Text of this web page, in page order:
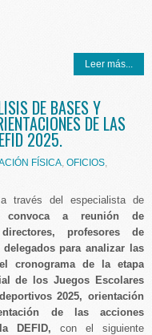
Leer más...
DE BASES Y
DE LAS
2025.
FÍSICA, OFICIOS,
a través del especialista de
convoca a reunión de
profesores de
para analizar las
cronograma de la etapa
de los Juegos Escolares
2025, orientación
de las acciones
DEFID, con el siguiente